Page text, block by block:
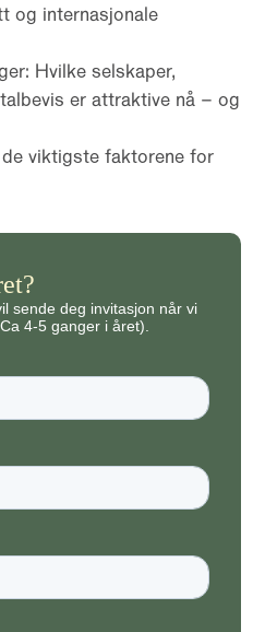
og internasjonale
Hvilke selskaper,
er attraktive nå – og
viktigste faktorene for